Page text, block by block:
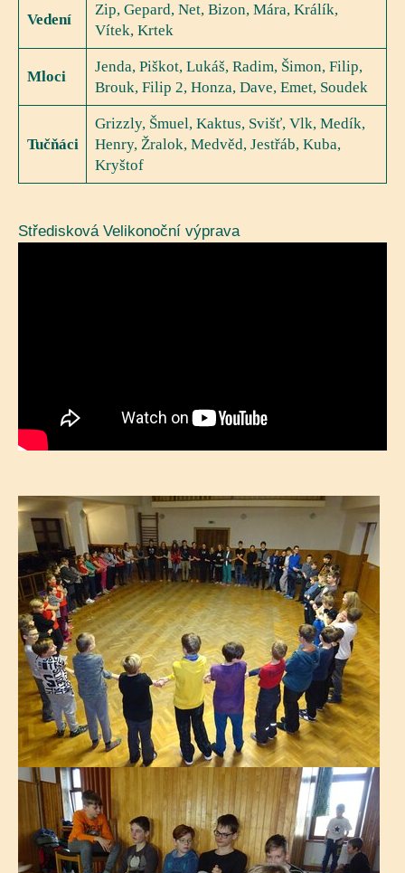
Vedení
Zip, Gepard, Net, Bizon, Mára, Králík,
Vítek, Krtek
Mloci
Jenda, Piškot, Lukáš, Radim, Šimon, Filip,
Brouk, Filip 2, Honza, Dave, Emet, Soudek
Tučňáci
Grizzly, Šmuel, Kaktus, Svišť, Vlk, Medík,
Henry, Žralok, Medvěd, Jestřáb, Kuba,
Kryštof
Středisková Velikonoční výprava